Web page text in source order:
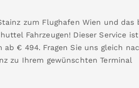
zum Flughafen Wien und das
Fahrzeugen! Dieser Service
ab € 494. Fragen Sie uns gleich
zu Ihrem gewünschten Terminal